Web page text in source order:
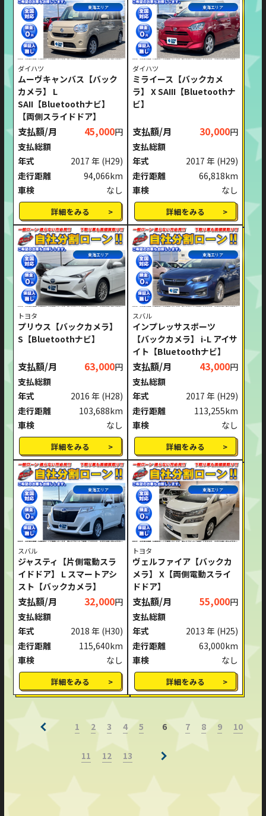
東海エリア
ダイハツ
ムーヴキャンバス【バック
カメラ】 L
SAII【Bluetoothナビ】
【両側スライドドア】
支払額/月 45,000円
支払総額
年式
2017 年 (H29)
走行距離
94,066km
車検
なし
詳細をみる
東海エリア
ダイハツ
ミライース【バックカメ
ラ】 X SAIII【Bluetoothナ
ビ】
支払額/月 30,000円
支払総額
年式
2017 年 (H29)
走行距離
66,818km
車検
なし
詳細をみる
東海エリア
トヨタ
プリウス【バックカメラ】
S【Bluetoothナビ】
支払額/月 63,000円
支払総額
年式
2016 年 (H28)
走行距離
103,688km
車検
なし
詳細をみる
東海エリア
スバル
インプレッサスポーツ
【バックカメラ】 i-L アイサ
イト【Bluetoothナビ】
支払額/月 43,000円
支払総額
年式
2017 年 (H29)
走行距離
113,255km
車検
なし
詳細をみる
東海エリア
スバル
ジャスティ【片側電動スラ
イドドア】 L スマートアシ
スト【バックカメラ】
支払額/月 32,000円
支払総額
年式
2018 年 (H30)
走行距離
115,640km
車検
なし
詳細をみる
東海エリア
トヨタ
ヴェルファイア【バックカ
メラ】 X【両側電動スライ
ドドア】
支払額/月 55,000円
支払総額
年式
2013 年 (H25)
走行距離
63,000km
車検
なし
詳細をみる
1 2 3 4 5 6 7 8 9 10
11 12 13